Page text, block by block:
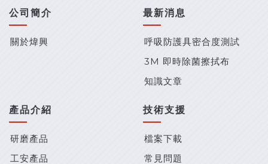
公司簡介
關於煒興
最新消息
呼吸防護具密合度測試
3M 即時除菌擦拭布
知識文章
產品介紹
研磨產品
工安產品
技術支援
檔案下載
常見問題